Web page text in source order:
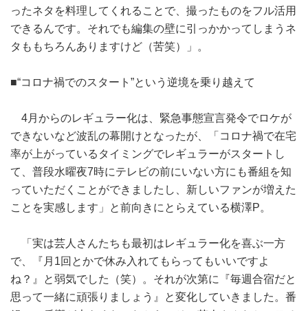
ったネタを料理してくれることで、撮ったものをフル活用
できるんです。それでも編集の壁に引っかかってしまうネ
タももちろんありますけど（苦笑）」。
■“コロナ禍でのスタート”という逆境を乗り越えて
4月からのレギュラー化は、緊急事態宣言発令でロケが
できないなど波乱の幕開けとなったが、「コロナ禍で在宅
率が上がっているタイミングでレギュラーがスタートし
て、普段水曜夜7時にテレビの前にいない方にも番組を知
っていただくことができましたし、新しいファンが増えた
ことを実感します」と前向きにとらえている横澤P。
「実は芸人さんたちも最初はレギュラー化を喜ぶ一方
で、『月1回とかで休み入れてもらってもいいですよ
ね？』と弱気でした（笑）。それが次第に『毎週合宿だと
思って一緒に頑張りましょう』と変化していきました。番